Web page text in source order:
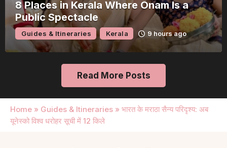
8 Places in Kerala Where Onam Is a
Public Spectacle
Guides & Itineraries Kerala 9 hours ago
Read More Posts
Home » Guides & Itineraries » भारत के मराठा सैन्य परिदृश्य: अब
यूनेस्को विश्व धरोहर सूची में 12 किले